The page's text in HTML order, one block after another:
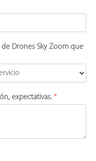
de Drones Sky Zoom que
expectativas. *